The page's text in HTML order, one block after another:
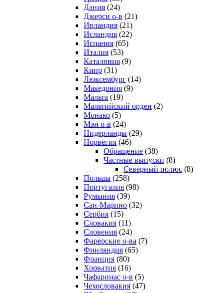
Дания (24)
Джерси о-в (21)
Ирландия (21)
Исландия (22)
Испания (65)
Италия (53)
Каталония (9)
Кипр (31)
Люксембург (14)
Македония (9)
Мальта (19)
Мальтийский орден (2)
Монако (5)
Мэн о-в (24)
Нидерланды (29)
Норвегия (46)
Обращение (38)
Частные выпуски (8)
Северный полюс (8)
Польша (258)
Португалия (98)
Румыния (39)
Сан-Марино (32)
Сербия (15)
Словакия (11)
Словения (24)
Фарерские о-ва (7)
Финляндия (65)
Франция (80)
Хорватия (16)
Чафаринас о-в (5)
Чехословакия (47)